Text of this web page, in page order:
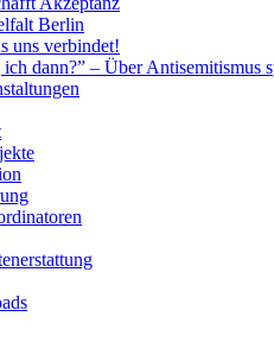
Berlin
uns verbindet!
dann?” – Über Antisemitismus